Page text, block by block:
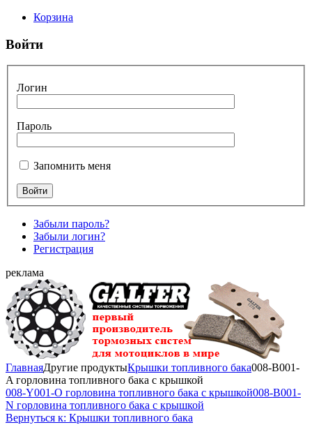
Корзина
Войти
Логин
Пароль
Запомнить меня
Забыли пароль?
Забыли логин?
Регистрация
реклама
ГлавнаяДругие продуктыКрышки топливного бака008-B001-
A горловина топливного бака с крышкой
008-Y001-O горловина топливного бака с крышкой008-B001-
N горловина топливного бака с крышкой
Вернуться к: Крышки топливного бака